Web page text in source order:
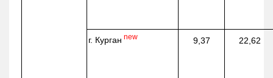
г. Курган new 9,37 22,62